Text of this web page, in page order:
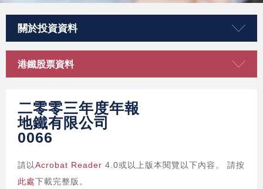
關於投資資料
港鐵股票資料
二零零三年度年報
地鐵有限公司
0066
請以Acrobat Reader 4.0或以上版本閱覽以下內容。 請按
此處下載完整版。